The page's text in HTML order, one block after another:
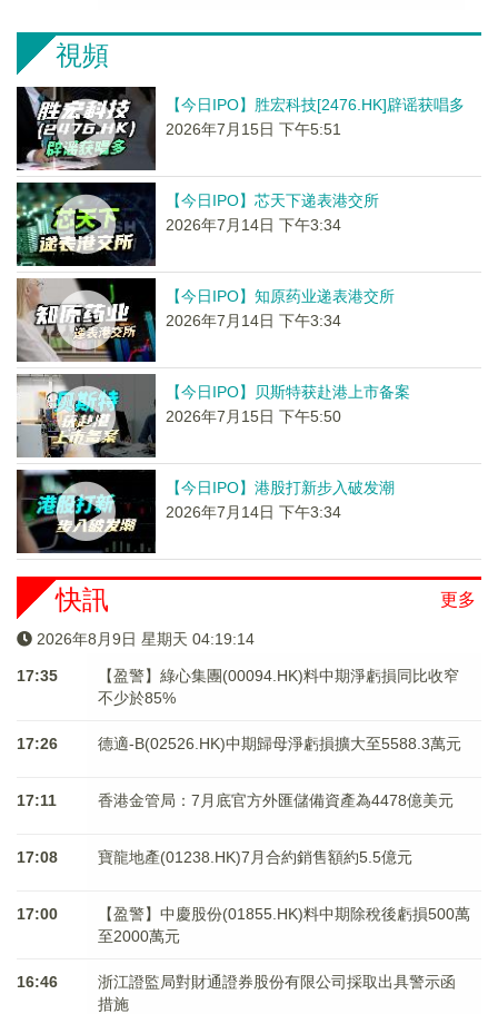
視頻
【今日IPO】胜宏科技[2476.HK]辟谣获唱多
2026年7月15日 下午5:51
【今日IPO】芯天下递表港交所
2026年7月14日 下午3:34
【今日IPO】知原药业递表港交所
2026年7月14日 下午3:34
【今日IPO】贝斯特获赴港上市备案
2026年7月15日 下午5:50
【今日IPO】港股打新步入破发潮
2026年7月14日 下午3:34
更多
快訊
2026年8月9日 星期天 04:19:14
17:35
【盈警】綠心集團(00094.HK)料中期淨虧損同比收窄
不少於85%
17:26 德適-B(02526.HK)中期歸母淨虧損擴大至5588.3萬元
17:11 香港金管局：7月底官方外匯儲備資產為4478億美元
17:08 寶龍地產(01238.HK)7月合約銷售額約5.5億元
17:00
【盈警】中慶股份(01855.HK)料中期除稅後虧損500萬
至2000萬元
16:46
浙江證監局對財通證券股份有限公司採取出具警示函
措施